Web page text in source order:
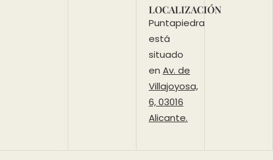
LOCALIZACIÓN
Puntapiedra
está
situado
en Av. de
Villajoyosa,
6, 03016
Alicante.